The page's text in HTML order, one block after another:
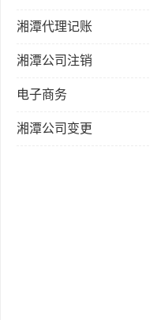
湘潭代理记账
湘潭公司注销
电子商务
湘潭公司变更